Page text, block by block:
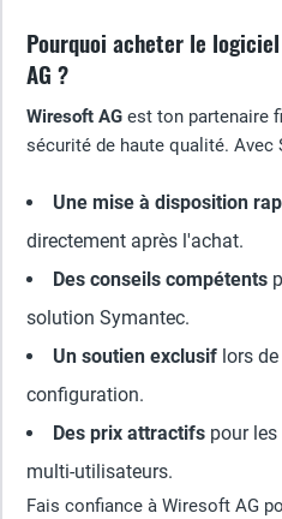
Pourquoi acheter le
AG ?
Wiresoft AG est ton partenaire
sécurité de haute qualité. Avec
Une mise à disposition
directement après l'achat.
Des conseils compétents
solution Symantec.
Un soutien exclusif lors
configuration.
Des prix attractifs pour
multi-utilisateurs.
Fais confiance à Wiresoft AG